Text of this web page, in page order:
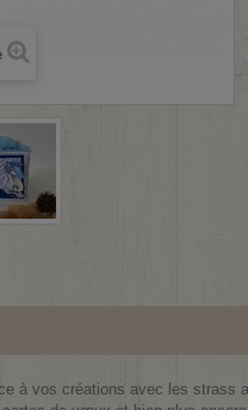
à vos créations avec les